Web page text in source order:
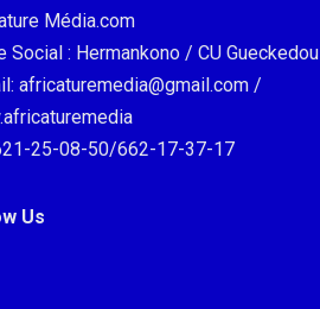
Média.com
Social : Hermankono / CU Gueckedou
africaturemedia@gmail.com /
25-08-50/662-17-37-17
Us